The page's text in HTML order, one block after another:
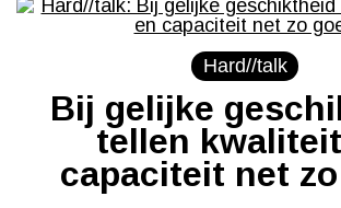
Hard//talk
Bij gelijke
tellen
capaciteit net